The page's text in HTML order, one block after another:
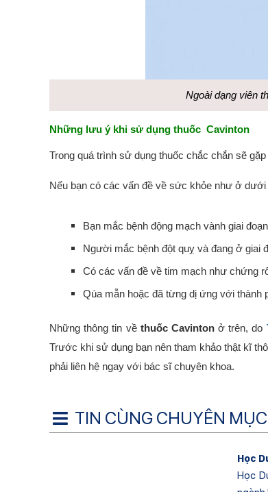
Ngoài dạng viên
Những lưu ý khi sử dụng thuốc Cavinton
Trong quá trình sử dụng thuốc chắc chắn sẽ
Nếu bạn có các vấn đề về sức khỏe như ở
Bạn mắc bệnh động mạch vành giai
Người mắc bệnh đột quỵ và đang ở giai
Có các vấn đề về tim mạch như chứng
Qúa mẫn hoặc đã từng dị ứng với thành
Những thông tin vềthuốc Cavintonở trên, do
Trước khi sử dụng bạn nên tham khảo thật kĩ
phải liên hệ ngay với bác sĩ chuyên khoa.
TIN CÙNG CHUYÊN MỤC
Học
Học